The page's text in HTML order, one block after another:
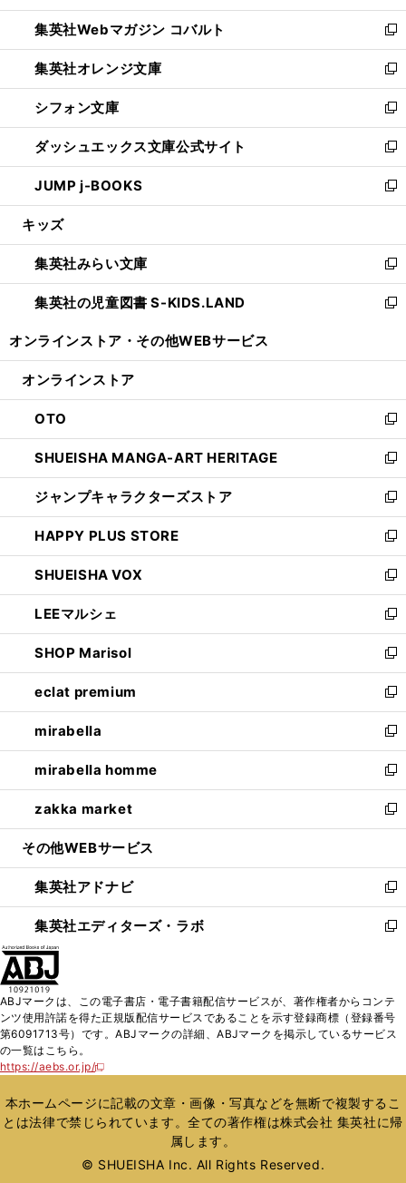
開
く
ウ
で
開
く
ン
ド
ウ
で
開
く
ウ
ィ
ン
ド
ウ
で
開
く
集英社Webマガジン コバルト
新
し
い
ウ
ィ
ン
ド
ウ
で
開
集英社オレンジ文庫
新
し
い
ウ
ィ
ン
ド
ウ
開
く
シフォン文庫
新
し
い
ウ
ィ
ン
ウ
で
開
く
ダッシュエックス文庫公式サイト
新
し
い
ウ
ン
ド
ウ
で
JUMP j-BOOKS
新
し
ウ
ィ
ン
ド
開
キッズ
集英社みらい文庫
新
し
い
ン
ウ
で
開
く
集英社の児童図書 S-KIDS.LAND
新
ウ
ン
ド
ウ
で
開
く
オンラインストア・ その他WEBサービス
オンラインストア
OTO
新
し
い
ウ
ィ
ン
ド
ウ
で
開
く
SHUEISHA MANGA-ART HERITAGE
新
し
い
ウ
ィ
ン
ド
ウ
で
開
く
ジャンプキャラクターズストア
新
し
い
ウ
ィ
ン
ド
ウ
で
開
く
HAPPY PLUS STORE
新
し
い
ウ
ィ
ン
ド
ウ
で
開
く
SHUEISHA VOX
新
し
い
ウ
ィ
ン
ド
ウ
で
開
く
LEEマルシェ
新
し
い
ウ
ィ
ン
ド
ウ
で
開
く
SHOP Marisol
新
し
い
ウ
ィ
ン
ド
ウ
で
開
eclat premium
新
し
い
ウ
ィ
ン
ド
ウ
開
く
mirabella
新
し
い
ウ
ィ
ン
ウ
で
開
く
mirabella homme
新
し
い
ウ
ン
ド
ウ
で
zakka market
新
し
ウ
ィ
ン
ド
く
その他WEBサービス
集英社アドナビ
新
し
い
ド
ウ
で
集英社エディターズ・ラボ
新
ィ
ン
ド
開
く
ABJマークは、この電子書店・電子書籍配信サービスが、著作権者からコンテ
ンツ使用許諾を得た正規版配信サービスであることを示す登録商標（登録番号
第6091713号）です。ABJマークの詳細、ABJマークを掲示しているサービス
の一覧はこちら。
https://aebs.or.jp/
新
い
ウ
ィ
ウ
本ホームページに記載の文章・画像・写真などを無断で複製するこ
とは法律で禁じられています。全ての著作権は株式会社 集英社に帰
属します。
© SHUEISHA Inc. All Rights Reserved.